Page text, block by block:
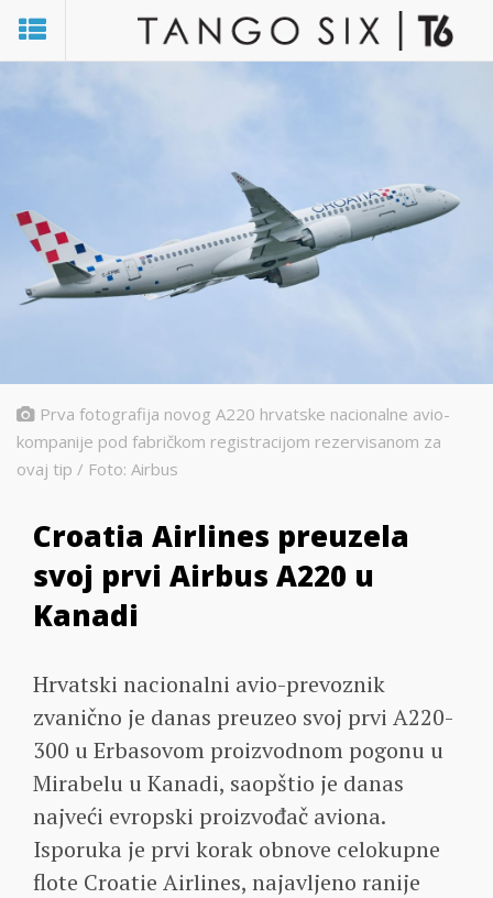
Prva fotografija novog A220 hrvatske nacionalne avio-
kompanije pod fabričkom registracijom rezervisanom za
ovaj tip / Foto: Airbus
Croatia Airlines preuzela
svoj prvi Airbus A220 u
Kanadi
Hrvatski nacionalni avio-prevoznik
zvanično je danas preuzeo svoj prvi A220-
300 u Erbasovom proizvodnom pogonu u
Mirabelu u Kanadi, saopštio je danas
najveći evropski proizvođač aviona.
Isporuka je prvi korak obnove celokupne
flote Croatie Airlines, najavljeno ranije